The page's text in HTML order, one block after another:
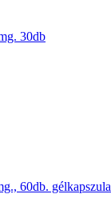
30db
60db. gélkapszula